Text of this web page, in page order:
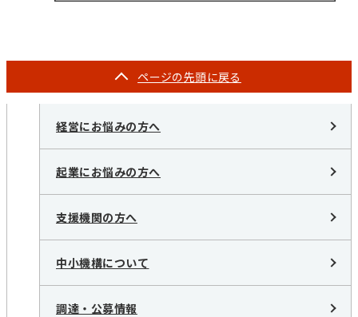
ページの先頭に戻る
経営にお悩みの方へ
起業にお悩みの方へ
支援機関の方へ
中小機構について
調達・公募情報